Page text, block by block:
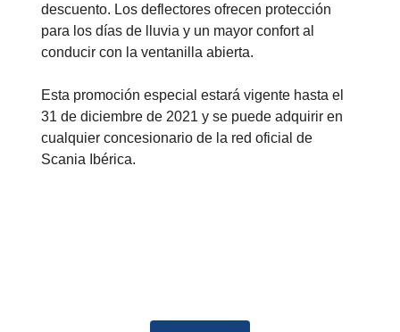
descuento. Los deflectores ofrecen protección
para los días de lluvia y un mayor confort al
conducir con la ventanilla abierta.
Esta promoción especial estará vigente hasta el
31 de diciembre de 2021 y se puede adquirir en
cualquier concesionario de la red oficial de
Scania Ibérica.